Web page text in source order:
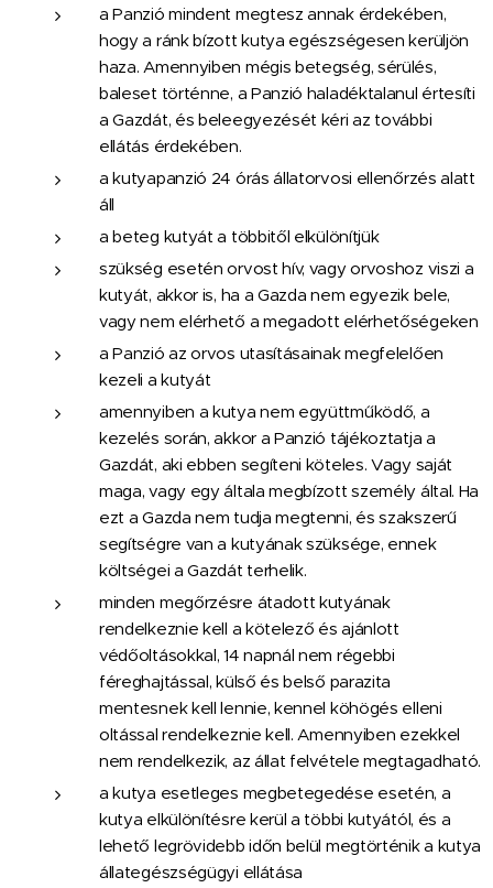
a Panzió mindent megtesz annak érdekében,
hogy a ránk bízott kutya egészségesen kerüljön
haza. Amennyiben mégis betegség, sérülés,
baleset történne, a Panzió haladéktalanul értesíti
a Gazdát, és beleegyezését kéri az további
ellátás érdekében.
a kutyapanzió 24 órás állatorvosi ellenőrzés alatt
áll
a beteg kutyát a többitől elkülönítjük
szükség esetén orvost hív, vagy orvoshoz viszi a
kutyát, akkor is, ha a Gazda nem egyezik bele,
vagy nem elérhető a megadott elérhetőségeken
a Panzió az orvos utasításainak megfelelően
kezeli a kutyát
amennyiben a kutya nem együttműködő, a
kezelés során, akkor a Panzió tájékoztatja a
Gazdát, aki ebben segíteni köteles. Vagy saját
maga, vagy egy általa megbízott személy által. Ha
ezt a Gazda nem tudja megtenni, és szakszerű
segítségre van a kutyának szüksége, ennek
költségei a Gazdát terhelik.
minden megőrzésre átadott kutyának
rendelkeznie kell a kötelező és ajánlott
védőoltásokkal, 14 napnál nem régebbi
féreghajtással, külső és belső parazita
mentesnek kell lennie, kennel köhögés elleni
oltással rendelkeznie kell. Amennyiben ezekkel
nem rendelkezik, az állat felvétele megtagadható.
a kutya esetleges megbetegedése esetén, a
kutya elkülönítésre kerül a többi kutyától, és a
lehető legrövidebb időn belül megtörténik a kutya
állategészségügyi ellátása